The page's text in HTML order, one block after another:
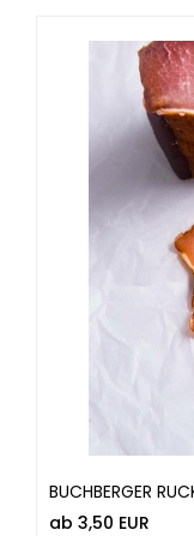
BUCHBERGER
ab 3,50 EUR